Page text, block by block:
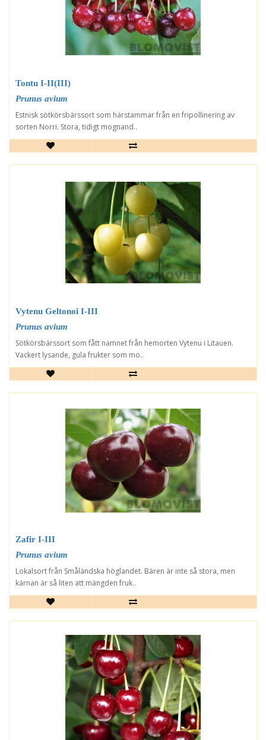
Tontu I-II(III)
Prunus avium
Estnisk sötkörsbärssort som härstammar från en fripollinering av
sorten Norri. Stora, tidigt mognand..
Vytenu Geltonoi I-III
Prunus avium
Sötkörsbärssort som fått namnet från hemorten Vytenu i Litauen.
Vackert lysande, gula frukter som mo..
Zafir I-III
Prunus avium
Lokalsort från Småländska höglandet. Bären är inte så stora, men
kärnan är så liten att mängden fruk..